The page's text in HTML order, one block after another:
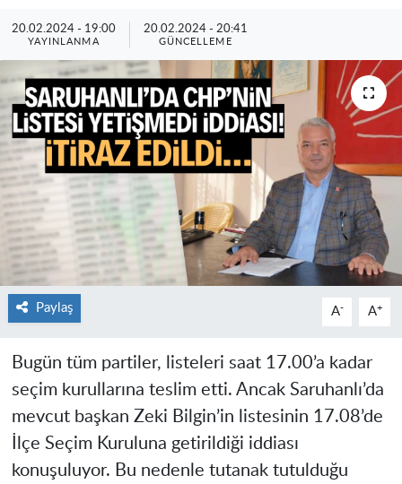
20.02.2024 - 19:00
YAYINLANMA
20.02.2024 - 20:41
GÜNCELLEME
Paylaş A- A+
Bugün tüm partiler, listeleri saat 17.00’a kadar
seçim kurullarına teslim etti. Ancak Saruhanlı’da
mevcut başkan Zeki Bilgin’in listesinin 17.08’de
İlçe Seçim Kuruluna getirildiği iddiası
konuşuluyor. Bu nedenle tutanak tutulduğu